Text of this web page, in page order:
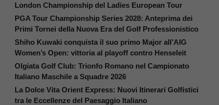
London Championship del Ladies European Tour
PGA Tour Championship Series 2028: Anteprima dei
Primi Tornei della Nuova Era del Golf Professionistico
Shiho Kuwaki conquista il suo primo Major all’AIG
Women’s Open: vittoria al playoff contro Henseleit
Olgiata Golf Club: Trionfo Romano nel Campionato
Italiano Maschile a Squadre 2026
La Dolce Vita Orient Express: Nuovi Itinerari Golfistici
tra le Eccellenze del Paesaggio Italiano